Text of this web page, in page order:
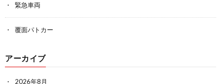
緊急車両
覆面パトカー
アーカイブ
2026年8月